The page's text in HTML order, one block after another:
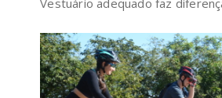
Vestuário adequado faz